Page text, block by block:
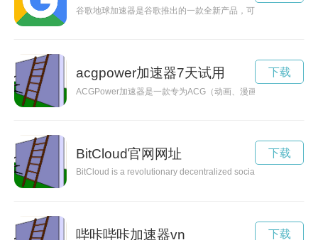
谷歌地球加速器是谷歌推出的一款全新产品，可以让用户在虚
acgpower加速器7天试用
ACGPower加速器是一款专为ACG（动画、漫画、游戏）爱好
下载
BitCloud官网网址
BitCloud is a revolutionary decentralized social media
下载
哔咔哔咔加速器vn 下载